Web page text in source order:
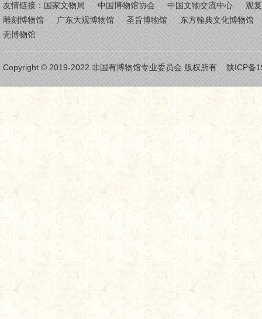
友情链接： 国家文物局 中国博物馆协会 中国文物交流中心
观
雕刻博物馆
广东大观博物馆 圣旨博物馆
东方翰典文化博物馆
壳博物馆
Copyright © 2019-2022 非国有博物馆专业委员会 版权所有 陕ICP备